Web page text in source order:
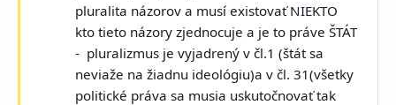
pluralita názorov a musí existovať NIEKTO
kto tieto názory zjednocuje a je to práve ŠTÁT
- pluralizmus je vyjadrený včl.1(štát sa
neviaže na žiadnu ideológiu)a v čl. 31(všetky
politické práva sa musia uskutočnovať tak